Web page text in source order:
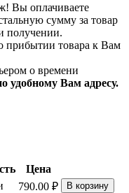
Вы оплачиваете
сумму за товар
получении.
товара к Вам
о времени
удобному Вам адресу.
Цена
790.00 ₽ В корзину